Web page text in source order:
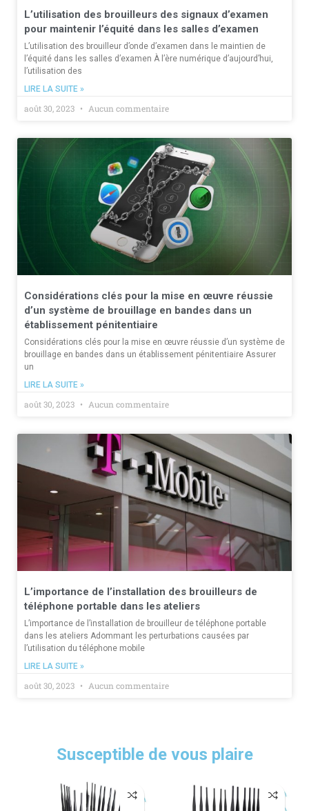
L’utilisation des brouilleurs des signaux d’examen
pour maintenir l’équité dans les salles d’examen
L’utilisation des brouilleur d’onde d’examen dans le maintien de
l’équité dans les salles d’examen À l’ère numérique d’aujourd’hui,
l’utilisation des
LIRE LA SUITE »
août 30, 2023 Aucun commentaire
Considérations clés pour la mise en œuvre réussie
d’un système de brouillage en bandes dans un
établissement pénitentiaire
Considérations clés pour la mise en œuvre réussie d’un système de
brouillage en bandes dans un établissement pénitentiaire Assurer
un
LIRE LA SUITE »
août 30, 2023 Aucun commentaire
L’importance de l’installation des brouilleurs de
téléphone portable dans les ateliers
L’importance de l’installation de brouilleur de téléphone portable
dans les ateliers Adommant les perturbations causées par
l’utilisation du téléphone mobile
LIRE LA SUITE »
août 30, 2023 Aucun commentaire
Susceptible de vous plaire